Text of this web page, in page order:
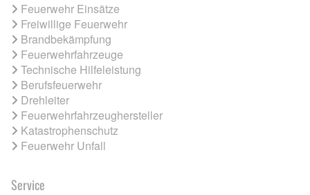
Feuerwehr Einsätze
Freiwillige Feuerwehr
Brandbekämpfung
Feuerwehrfahrzeuge
Technische Hilfeleistung
Berufsfeuerwehr
Drehleiter
Feuerwehrfahrzeughersteller
Katastrophenschutz
Feuerwehr Unfall
Service